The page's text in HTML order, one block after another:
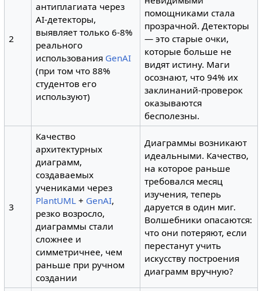
2
антиплагиата через
AI-детекторы,
выявляет только 6-8%
реального
использования GenAI
(при том что 88%
студентов его
используют)
помощниками стала
прозрачной. Детекторы
— это старые очки,
которые больше не
видят истину. Маги
осознают, что 94% их
заклинаний-проверок
оказываются
бесполезны.
3
Качество
архитектурных
диаграмм,
создаваемых
учениками через
PlantUML + GenAI,
резко возросло,
диаграммы стали
сложнее и
симметричнее, чем
раньше при ручном
создании
Диаграммы возникают
идеальными. Качество,
на которое раньше
требовался месяц
изучения, теперь
даруется в один миг.
Волшебники опасаются:
что они потеряют, если
перестанут учить
искусству построения
диаграмм вручную?